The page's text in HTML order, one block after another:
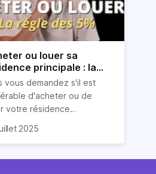
ou louer sa
principale : la
simple des 5%
vous demandez s'il est
d'acheter ou de
votre résidence
simple, la règle des 5%,
par les fenêtres" ou "il
2025